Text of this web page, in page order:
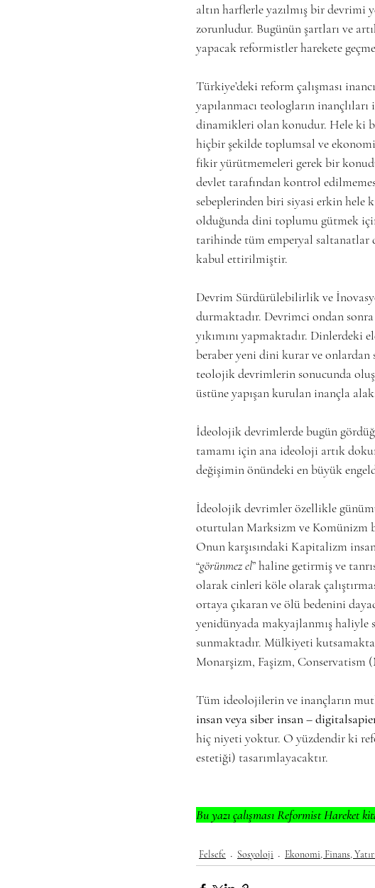
altın harflerle yazılmış bir devrimi
zorunludur. Bugünün şartları ve
yapacak reformistler harekete
Türkiye’deki reform çalışması
yapılanmacı teologların
dinamikleri olan konudur. Hele ki
hiçbir şekilde toplumsal ve
fikir yürütmemeleri gerek bir
devlet tarafından kontrol
sebeplerinden biri siyasi erkin hele
olduğunda dini toplumu gütmek
tarihinde tüm emperyal saltanatlar
kabul ettirilmiştir.
Devrim Sürdürülebilirlik ve
durmaktadır. Devrimci ondan
yıkımını yapmaktadır.
beraber yeni dini kurar ve onlardan
teolojik devrimlerin sonucunda
üstüne yapışan kurulan inançla
İdeolojik devrimlerde bugün
tamamı için ana ideoloji artık
değişimin önündeki en büyük
İdeolojik devrimler özellikle
oturtulan Marksizm ve Komünizm
Onun karşısındaki Kapitalizm
“görünmez el” haline getirmiş ve
olarak cinleri köle olarak
ortaya çıkaran ve ölü bedenini
yenidünyada makyajlanmış haliyle
sunmaktadır. Mülkiyeti
Monarşizm, Faşizm, Conservatism
Tüm ideolojilerin ve inançların
insan veya siber insan –
hiç niyeti yoktur. O yüzdendir ki
estetiği) tasarımlayacaktır.
Bu yazı çalışması Reformist Hareket
Felsefe Sosyoloji Ekonomi, Finans,